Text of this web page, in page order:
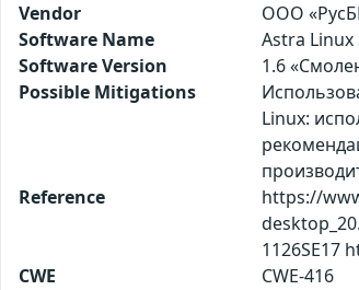
Vendor
ООО
Software Name
Astra
Software Version
1.6
Possible Mitigations
Linux:
Reference
https://
1126SE17
CWE
CWE-416